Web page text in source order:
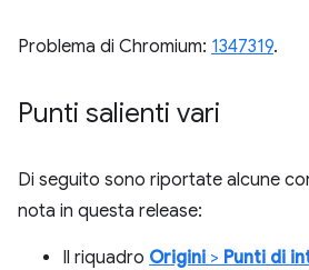
Problema di Chromium: 1347319.
Punti salienti vari
Di seguito sono riportate alcune
nota in questa release:
Il riquadro Origini > Punti di